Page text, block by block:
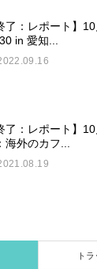
了：レポート】
in 愛知...
了：レポート】
海外のカフ...
ト